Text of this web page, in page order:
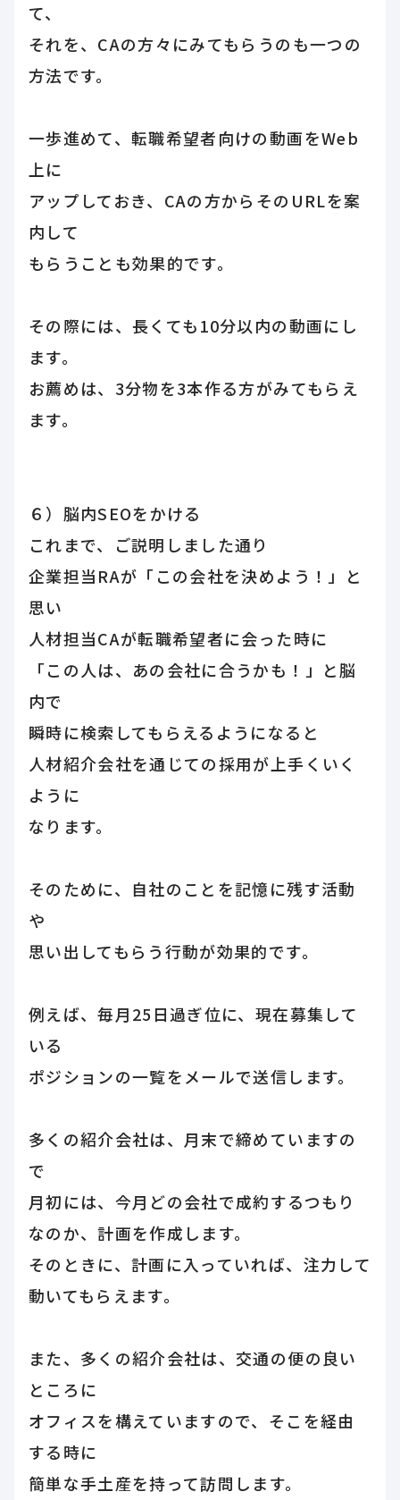
て、
それを、CAの方々にみてもらうのも一つの
方法です。
一歩進めて、転職希望者向けの動画をWeb
上に
アップしておき、CAの方からそのURLを案
内して
もらうことも効果的です。
その際には、長くても10分以内の動画にし
ます。
お薦めは、3分物を3本作る方がみてもらえ
ます。
６）脳内SEOをかける
これまで、ご説明しました通り
企業担当RAが「この会社を決めよう！」と
思い
人材担当CAが転職希望者に会った時に
「この人は、あの会社に合うかも！」と脳
内で
瞬時に検索してもらえるようになると
人材紹介会社を通じての採用が上手くいく
ように
なります。
そのために、自社のことを記憶に残す活動
や
思い出してもらう行動が効果的です。
例えば、毎月25日過ぎ位に、現在募集して
いる
ポジションの一覧をメールで送信します。
多くの紹介会社は、月末で締めていますの
で
月初には、今月どの会社で成約するつもり
なのか、計画を作成します。
そのときに、計画に入っていれば、注力して
動いてもらえます。
また、多くの紹介会社は、交通の便の良い
ところに
オフィスを構えていますので、そこを経由
する時に
簡単な手土産を持って訪問します。